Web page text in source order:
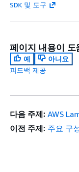
SDK 및 도구
페이지 내용이 도
예
아니요
피드백 제공
다음 주제: AWS
이전 주제: 주요 구